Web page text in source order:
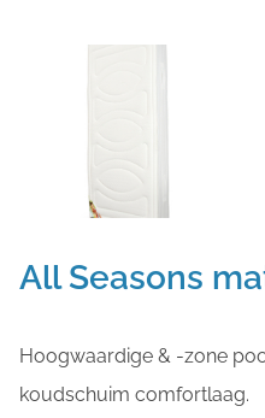
All Seasons
Hoogwaardige & -zone
koudschuim comfortlaag.